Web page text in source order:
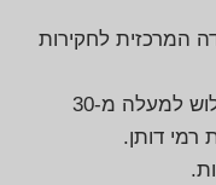
המרכזית לחקירות
עסק בחקירות ומודיעין, מעקבים ובילוש למעלה מ-30
דותן.